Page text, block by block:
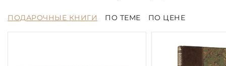
ПОДАРОЧНЫЕ КНИГИ ПО ТЕМЕ ПО ЦЕНЕ